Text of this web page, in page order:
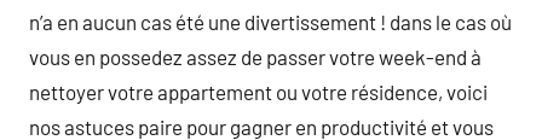
n’a en aucun cas été une divertissement ! dans le cas où
vous en possedez assez de passer votre week-end à
nettoyer votre appartement ou votre résidence, voici
nos astuces paire pour gagner en productivité et vous